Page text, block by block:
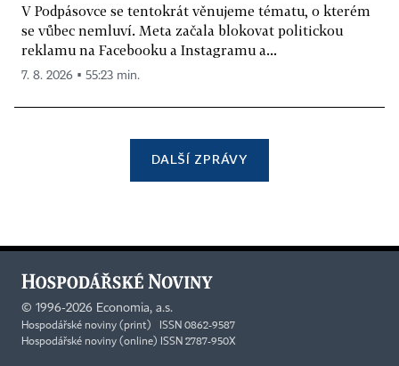
V Podpásovce se tentokrát věnujeme tématu, o kterém
se vůbec nemluví. Meta začala blokovat politickou
reklamu na Facebooku a Instagramu a...
7. 8. 2026 ▪ 55:23 min.
DALŠÍ ZPRÁVY
© 1996-2026 Economia, a.s.
Hospodářské noviny (print) ISSN 0862-9587
Hospodářské noviny (online) ISSN 2787-950X